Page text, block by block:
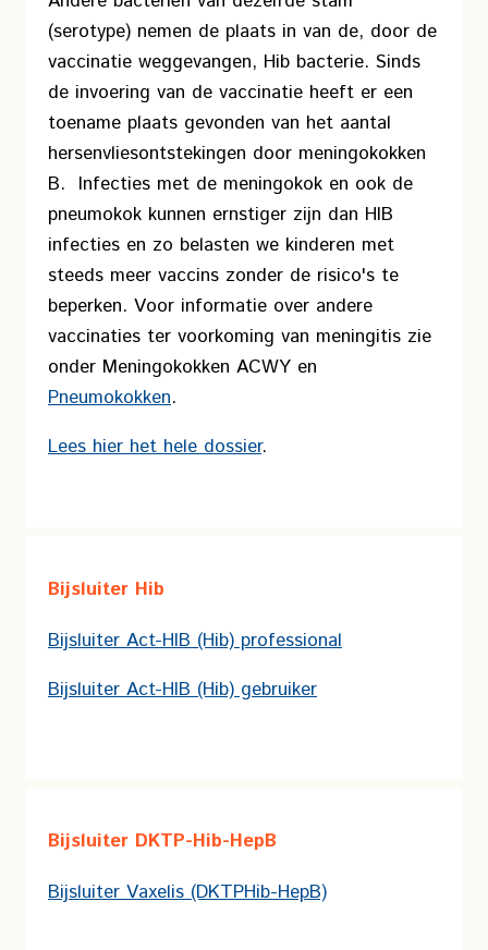
(serotype) nemen de plaats in van de, door de
vaccinatie weggevangen, Hib bacterie. Sinds
de invoering van de vaccinatie heeft er een
toename plaats gevonden van het aantal
hersenvliesontstekingen door meningokokken
B. Infecties met de meningokok en ook de
pneumokok kunnen ernstiger zijn dan HIB
infecties en zo belasten we kinderen met
steeds meer vaccins zonder de risico's te
beperken. Voor informatie over andere
vaccinaties ter voorkoming van meningitis zie
onder Meningokokken ACWY en
Pneumokokken.
Lees hier het hele dossier.
Bijsluiter Hib
Bijsluiter Act-HIB (Hib) professional
Bijsluiter Act-HIB (Hib) gebruiker
Bijsluiter DKTP-Hib-HepB
Bijsluiter Vaxelis (DKTPHib-HepB)